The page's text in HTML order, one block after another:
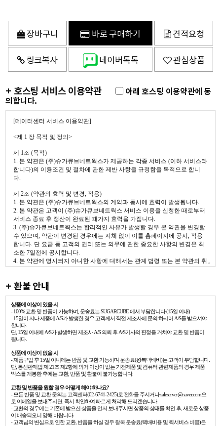
장바구니 바로 구매하기 견적요청
링크복사 네이버톡톡 관심상품
+ 호스팅 서비스 이용약관
아래 호스팅 이용약관에 동
의합니다.
+ 환불 안내
상품에 이상이 있을 시
- 100% 교환 및 반품이 가능하며, 운송료는 SUGARCUBE 에서 부담합니다.(15일 이내)
- 15일이 지나 제품에 A/S가 발생한 경우 고객께서 직접 제조사에 문의 하시어 A/S를 받으셔야
합니다.
단, 15일 이내에 A/S가 발생하면 제조사 A/S 의뢰 후 A/S기사의 판정을 거쳐야 교환 및 반품이
됩니다.
상품에 이상이 없을 시
- 제품구입 후 15일 이내에는 반품 및 교환 가능하며 운송료(왕복택배비)는 고객이 부담합니다.
단, 통신판매법 제 21조 제2항에 의거 이상이 없는 가전제품 및 컴퓨터 관련제품의 경우 제품
박스를 개봉한 후에는 교환, 반품 및 환불이 불가능합니다.
교환 및 반품을 원할 경우 어떻게 해야 하나요?
- 모든 반품 및 교환 문의는 고객센터(02-6741-2425)로 전화를 주시거나 saleserver@naver.com으
로 이메일을 보내주시면, 즉시 확인하여 빠르게 처리해 드리겠습니다.
- 교환의 경우에는 기존에 받으신 상품을 먼저 보내주시면 상품의 상태를 확인 후, 새로운 상품
이 배송되오니 양해 바랍니다.
- 고객님의 변심으로 인한 교환, 반품을 하실 경우 왕복 운송료(택배비용 및 퀵서비스 비용)은